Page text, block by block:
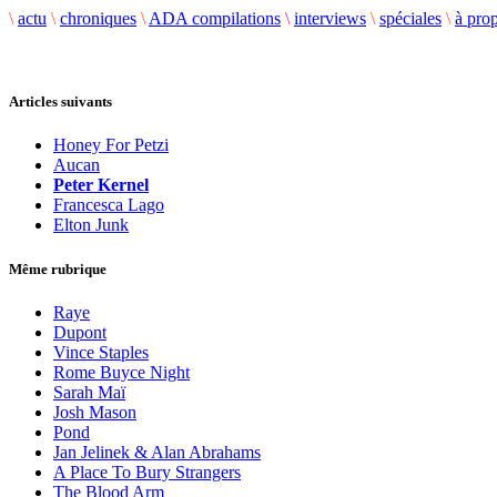
\ actu \ chroniques \ ADA compilations \ interviews \ spéciales \ à
Articles suivants
Honey For Petzi
Aucan
Peter Kernel
Francesca Lago
Elton Junk
Même rubrique
Raye
Dupont
Vince Staples
Rome Buyce Night
Sarah Maï
Josh Mason
Pond
Jan Jelinek & Alan Abrahams
A Place To Bury Strangers
The Blood Arm